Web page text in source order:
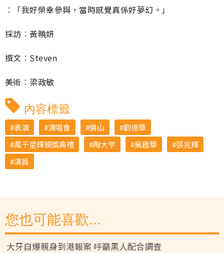
︰「我好榮幸參與，當時感覺真係好夢幻。」
採訪︰黃曉妍
撰文︰Steven
美術︰梁政敏
內容標籤
表演 演唱會 佛山
劉德華
萬千星輝頒獎典禮
陶大宇 吳啟華
張兆輝
演員
您也可能喜歡...
大牙自爆親身到港報案 呼籲黑人配合調查